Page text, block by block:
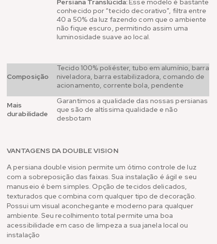
conhecido por “tecido decorativo”, filtra entre
40 a 50% da luz fazendo com que o ambiente
não fique escuro, permitindo assim uma
luminosidade suave ao local.
Composição
Tecido 100% poliéster, tubo em alumínio, barra
niveladora, barra estabilizadora, comando de
acionamento, corrente bola, pendente
Mais
durabilidade
Garantimos a qualidade das nossas persianas
que são de altíssima qualidade e não
desbotam
VANTAGENS DA DOUBLE VISION
A persiana double vision permite um ótimo controle de luz
com a sobreposição das faixas. Sua instalação é ágil e seu
manuseio é bem simples. Opção de tecidos delicados,
texturados que combina com qualquer tipo de decoração.
Possui um visual aconchegante e moderno para qualquer
ambiente. Seu recolhimento total permite uma boa
acessibilidade em caso de limpeza a sua janela local ou
instalação